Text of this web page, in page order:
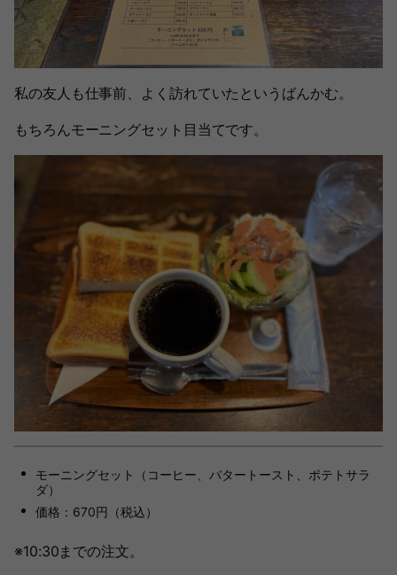
私の友人も仕事前、よく訪れていたというばんかむ。
もちろんモーニングセット目当てです。
モーニングセット（コーヒー、バタートースト、ポテトサラ
ダ）
価格：670円（税込）
※10:30までの注文。